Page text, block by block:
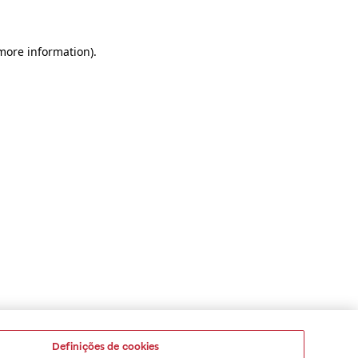
information).
Definições de cookies